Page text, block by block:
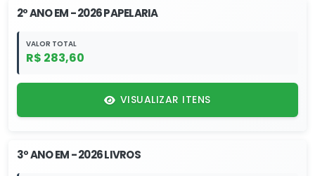
2º ANO EM - 2026 PAPELARIA
VALOR TOTAL
R$ 283,60
VISUALIZAR ITENS
3º ANO EM - 2026 LIVROS